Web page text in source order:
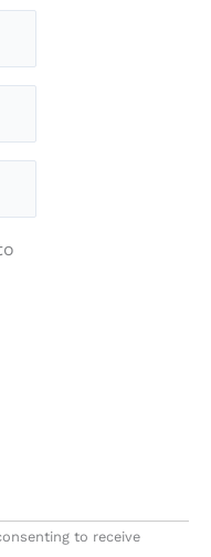
to receive